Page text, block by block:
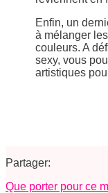
Enfin, un
à mélanger
couleurs. A
sexy, vous
artistiques
Partager:
Que porter pour ce